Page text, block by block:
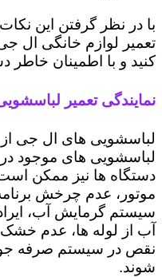
با در نظر گرفتن این
تعمیر لوازم خانگی ال
کنید و با اطمینان خاطر
نمایندگی تعمیر
لباسشویی های ال جی از
لباسشویی های موجود در
دستگاه ها نیز ممکن
موتور، عدم چرخش
سیستم گرمایش آب،
آب از لوله ها، عدم
نقص در سیستم صرفه
شوند.